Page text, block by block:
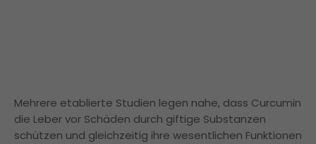
Mehrere etablierte Studien legen nahe, dass Curcumin
die Leber vor Schäden durch giftige Substanzen
schützen und gleichzeitig ihre wesentlichen Funktionen